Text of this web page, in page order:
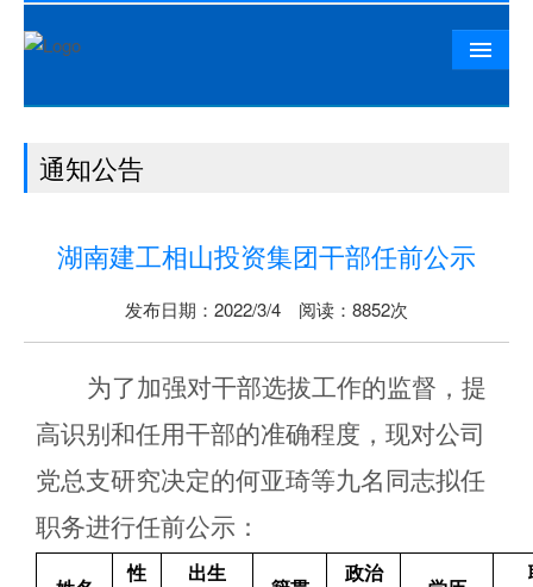
公司概况
党群工作
人力资源
联系我们
通知公告
湖南建工相山投资集团干部任前公示
发布日期：2022/3/4 阅读：8852次
为了加强对干部选拔工作的监督，提
高识别和任用干部的准确程度，现对公司
党总支研究决定的何亚琦等九名 同志拟任
职务进行任前公示：
性
出生
政治